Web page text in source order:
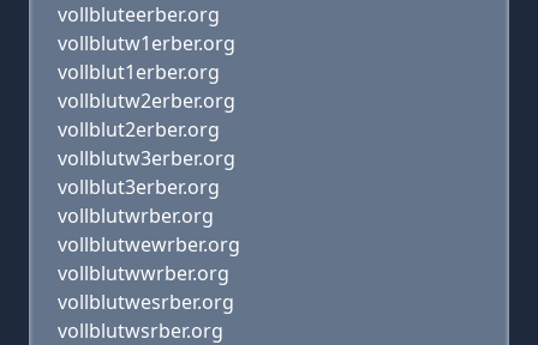
vollbluteerber.org
vollblutw1erber.org
vollblut1erber.org
vollblutw2erber.org
vollblut2erber.org
vollblutw3erber.org
vollblut3erber.org
vollblutwrber.org
vollblutwewrber.org
vollblutwwrber.org
vollblutwesrber.org
vollblutwsrber.org